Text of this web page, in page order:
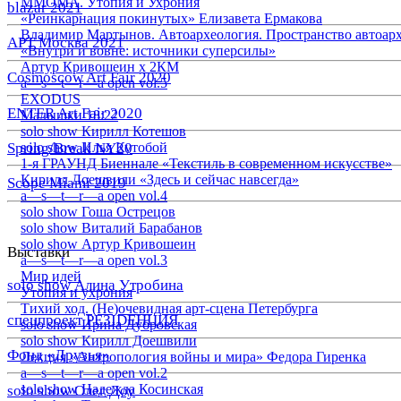
blazar 2021
АРТ Москва 2021
Cosmoscow Art Fair 2020
ENTER Art Fair 2020
Spring/Break NY20
Scope Miami 2019
Выставки
solo show Алина Утробина
спецпроект РЕЗIDЕНЦИЯ
Фонд «Друзья»
solo show Олег Доу
«Реинкарнация покинутых» Елизавета Ермакова
Владимир Мартынов. Автоархеология. Пространство
«Внутри и вовне: источники суперсилы»
Артур Кривошеин х 2КМ
a—s—t—r—a open vol.5
EXODUS
Малышки 18:22
solo show Кирилл Котешов
solo show Илья Кутобой
1-я ГРАУНД Биеннале «Текстиль в современном искусстве»
Кирилл Доешвили «Здесь и сейчас навсегда»
a—s—t—r—a open vol.4
solo show Гоша Острецов
solo show Виталий Барабанов
solo show Артур Кривошеин
a—s—t—r—a open vol.3
Мир идей
Утопия и ухрония
Тихий ход. (Не)очевидная арт-сцена Петербурга
solo show Ирина Дубровская
solo show Кирилл Доешвили
Лекция «Антропология войны и мира» Федора Гиренка
a—s—t—r—a open vol.2
solo show Надежда Косинская